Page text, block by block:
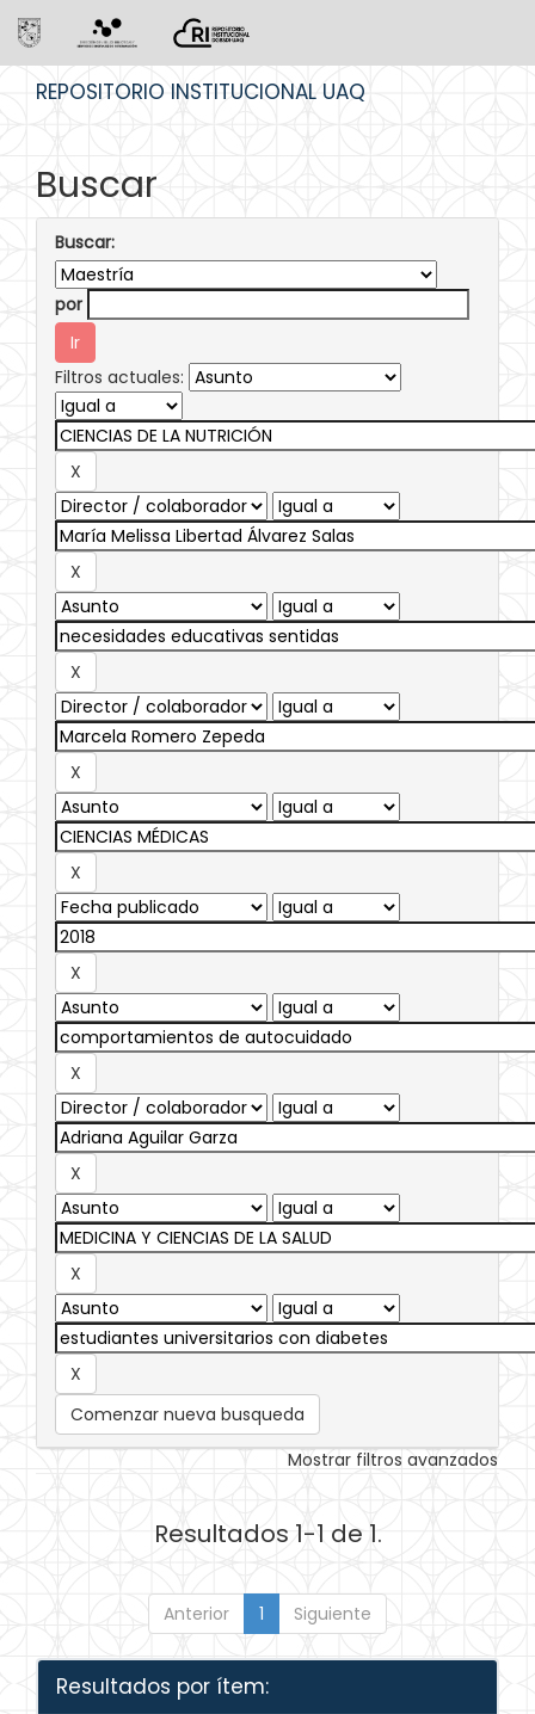
REPOSITORIO INSTITUCIONAL UAQ
Buscar
Buscar:
por
Filtros actuales:
Comenzar nueva busqueda
Mostrar filtros avanzados
Resultados 1-1 de 1.
Anterior 1 Siguiente
Resultados por ítem: